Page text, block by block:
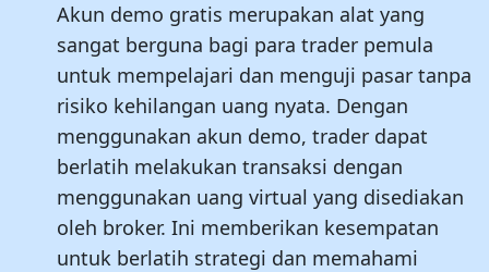
Akun demo gratis merupakan alat yang
sangat berguna bagi para trader pemula
untuk mempelajari dan menguji pasar tanpa
risiko kehilangan uang nyata. Dengan
menggunakan akun demo, trader dapat
berlatih melakukan transaksi dengan
menggunakan uang virtual yang disediakan
oleh broker. Ini memberikan kesempatan
untuk berlatih strategi dan memahami